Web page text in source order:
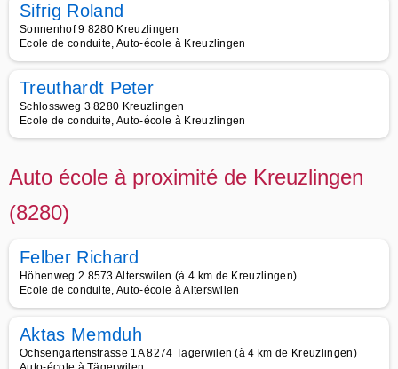
Sifrig Roland
Sonnenhof 9 8280 Kreuzlingen
Ecole de conduite, Auto-école à Kreuzlingen
Treuthardt Peter
Schlossweg 3 8280 Kreuzlingen
Ecole de conduite, Auto-école à Kreuzlingen
Auto école à proximité de Kreuzlingen
(8280)
Felber Richard
Höhenweg 2 8573 Alterswilen (à 4 km de Kreuzlingen)
Ecole de conduite, Auto-école à Alterswilen
Aktas Memduh
Ochsengartenstrasse 1A 8274 Tagerwilen (à 4 km de Kreuzlingen)